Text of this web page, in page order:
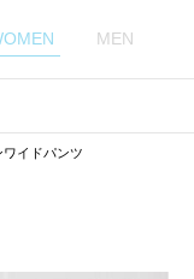
MEN
イドパンツ